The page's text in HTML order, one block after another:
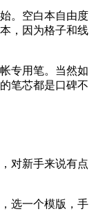
。空白本自由度
，因为格子和线
专用笔。当然如
笔芯都是口碑不
对新手来说有点
选一个模版，手